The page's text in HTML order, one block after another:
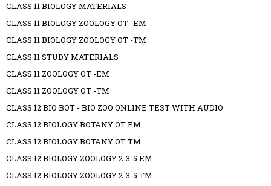
CLASS 11 BIOLOGY MATERIALS
CLASS 11 BIOLOGY ZOOLOGY OT -EM
CLASS 11 BIOLOGY ZOOLOGY OT -TM
CLASS 11 STUDY MATERIALS
CLASS 11 ZOOLOGY OT -EM
CLASS 11 ZOOLOGY OT -TM
CLASS 12 BIO BOT - BIO ZOO ONLINE TEST WITH AUDIO
CLASS 12 BIOLOGY BOTANY OT EM
CLASS 12 BIOLOGY BOTANY OT TM
CLASS 12 BIOLOGY ZOOLOGY 2-3-5 EM
CLASS 12 BIOLOGY ZOOLOGY 2-3-5 TM